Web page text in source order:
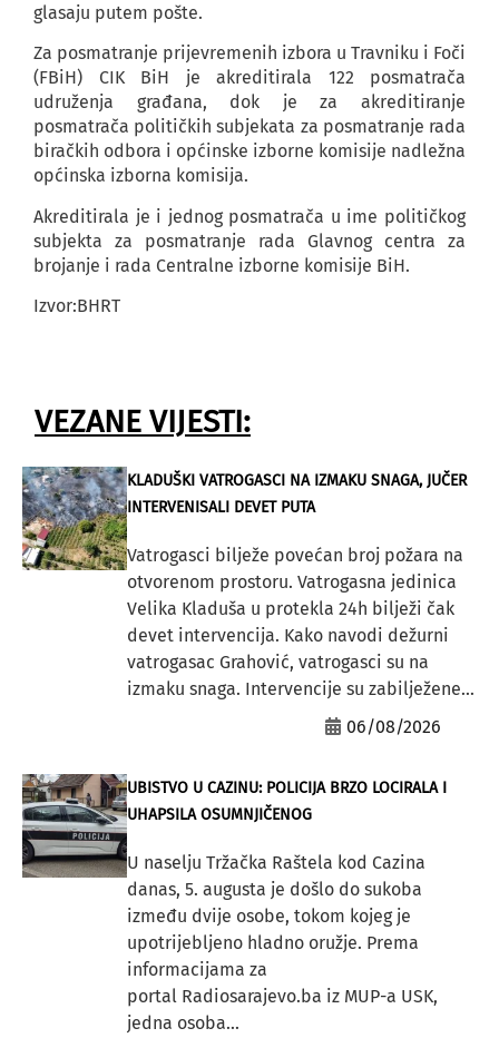
glasaju putem pošte.
Za posmatranje prijevremenih izbora u Travniku i Foči
(FBiH) CIK BiH je akreditirala 122 posmatrača
udruženja građana, dok je za akreditiranje
posmatrača političkih subjekata za posmatranje rada
biračkih odbora i općinske izborne komisije nadležna
općinska izborna komisija.
Akreditirala je i jednog posmatrača u ime političkog
subjekta za posmatranje rada Glavnog centra za
brojanje i rada Centralne izborne komisije BiH.
Izvor:BHRT
VEZANE VIJESTI:
KLADUŠKI VATROGASCI NA IZMAKU SNAGA, JUČER
INTERVENISALI DEVET PUTA
Vatrogasci bilježe povećan broj požara na
otvorenom prostoru. Vatrogasna jedinica
Velika Kladuša u protekla 24h bilježi čak
devet intervencija. Kako navodi dežurni
vatrogasac Grahović, vatrogasci su na
izmaku snaga. Intervencije su zabilježene...
06/08/2026
UBISTVO U CAZINU: POLICIJA BRZO LOCIRALA I
UHAPSILA OSUMNJIČENOG
U naselju Tržačka Raštela kod Cazina
danas, 5. augusta je došlo do sukoba
između dvije osobe, tokom kojeg je
upotrijebljeno hladno oružje. Prema
informacijama za
portal Radiosarajevo.ba iz MUP-a USK,
jedna osoba...